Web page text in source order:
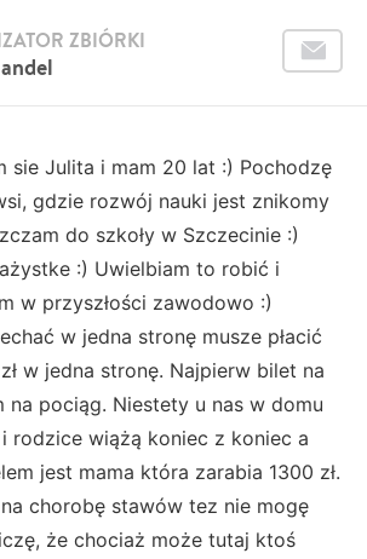
ZBIÓRKI
sie Julita i mam 20 lat :) Pochodzę
gdzie rozwój nauki jest znikomy
do szkoły w Szczecinie :)
:) Uwielbiam to robić i
w przyszłości zawodowo :)
w jedna stronę musze płacić
w jedna stronę. Najpierw bilet na
na pociąg. Niestety u nas w domu
rodzice wiążą koniec z koniec a
jest mama która zarabia 1300 zł.
chorobę stawów tez nie mogę
że chociaż może tutaj ktoś